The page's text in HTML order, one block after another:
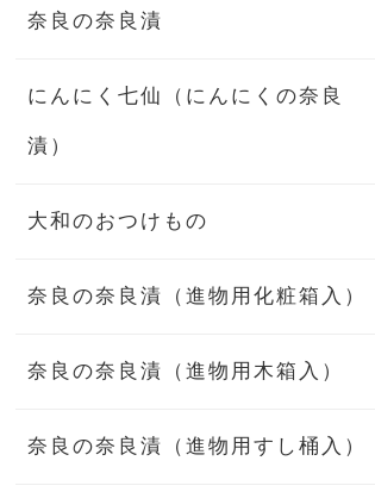
奈良の奈良漬
にんにく七仙（にんにくの奈良
漬）
大和のおつけもの
奈良の奈良漬（進物用化粧箱入）
奈良の奈良漬（進物用木箱入）
奈良の奈良漬（進物用すし桶入）